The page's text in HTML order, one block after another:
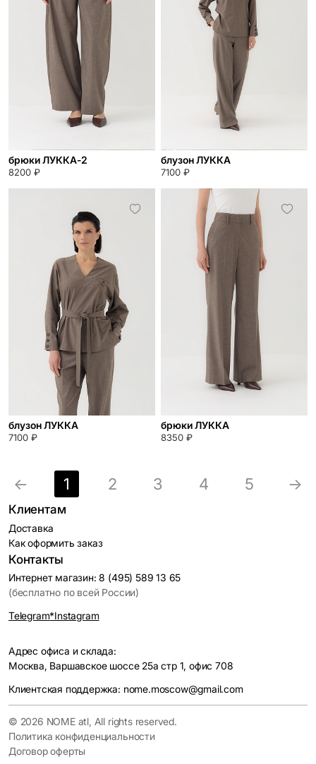
брюки ЛУККА-2
8200 ₽
блузон ЛУККА
7100 ₽
блузон ЛУККА
7100 ₽
брюки ЛУККА
8350 ₽
← 1 2 3 4 5 →
Клиентам
Доставка
Как оформить заказ
Контакты
Интернет магазин: 8 (495) 589 13 65
(бесплатно по всей России)
Telegram*Instagram
Адрес офиса и склада:
Москва, Варшавское шоссе 25а стр 1, офис 708
Клиентская поддержка: nome.moscow@gmail.com
© 2026 NOME atl, All rights reserved.
Политика конфиденциальности
Договор оферты